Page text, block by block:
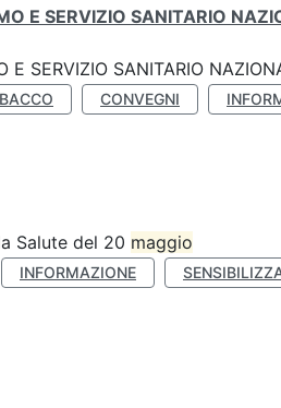
E SERVIZIO SANITARIO
SERVIZIO SANITARIO
CONVEGNI
Salute del 20 maggio
INFORMAZIONE